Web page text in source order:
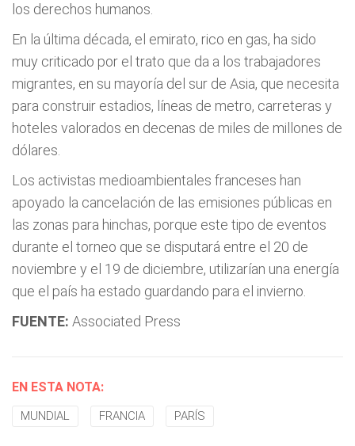
los derechos humanos.
En la última década, el emirato, rico en gas, ha sido
muy criticado por el trato que da a los trabajadores
migrantes, en su mayoría del sur de Asia, que necesita
para construir estadios, líneas de metro, carreteras y
hoteles valorados en decenas de miles de millones de
dólares.
Los activistas medioambientales franceses han
apoyado la cancelación de las emisiones públicas en
las zonas para hinchas, porque este tipo de eventos
durante el torneo que se disputará entre el 20 de
noviembre y el 19 de diciembre, utilizarían una energía
que el país ha estado guardando para el invierno.
FUENTE: Associated Press
EN ESTA NOTA:
MUNDIAL FRANCIA PARÍS